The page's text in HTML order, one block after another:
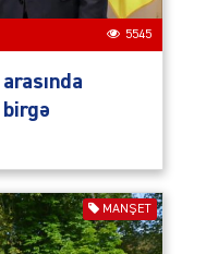
5545
MANŞET